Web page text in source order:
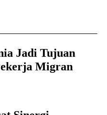
Jadi Tujuan
Migran